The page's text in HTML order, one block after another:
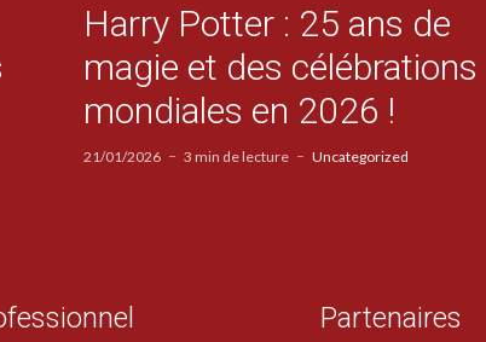
Harry Potter : 25 ans de
magie et des célébrations
mondiales en 2026 !
21/01/2026 3 min de lecture Uncategorized
Partenaires